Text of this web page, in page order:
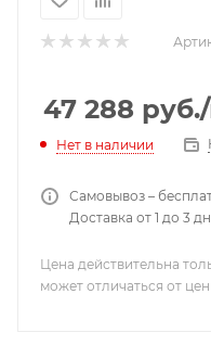
47 288 руб.
Нет в наличии
Самовывоз –
Доставка от 1 до 3
Цена действительна
может отличаться от